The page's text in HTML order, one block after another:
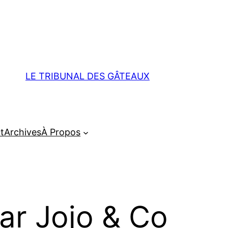
LE TRIBUNAL DES GÂTEAUX
ArchivesÀ Propos
Jojo & Co